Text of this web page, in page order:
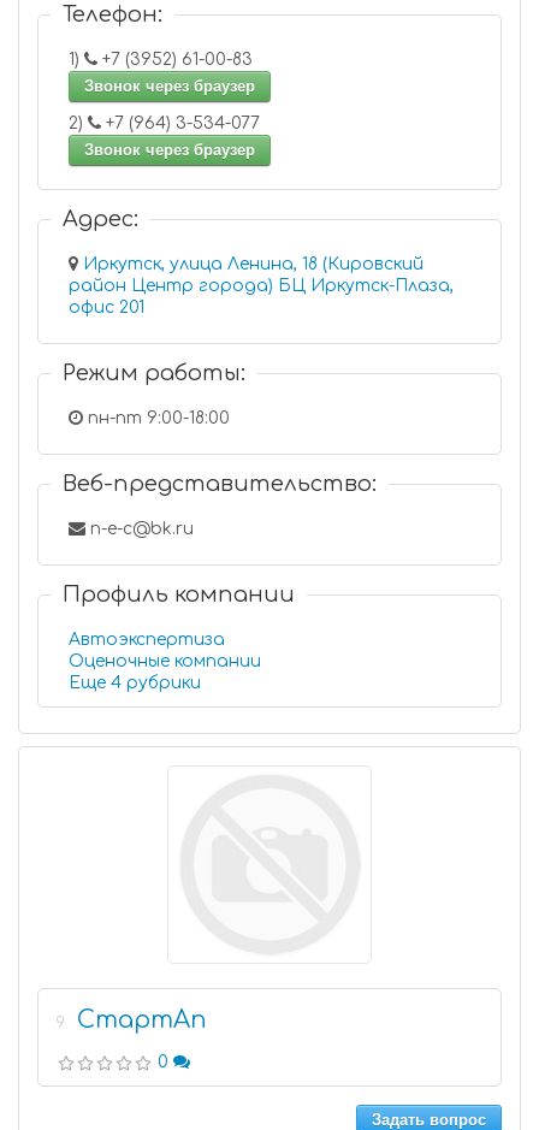
Телефон:
1)
+7 (3952) 61-00-83
Звонок через браузер
2)
+7 (964) 3-534-077
Звонок через браузер
Адрес:
Иркутск, улица Ленина, 18 (Кировский
район Центр города) БЦ Иркутск-Плаза,
офис 201
Режим работы:
пн-пт 9:00-18:00
Веб-представительство:
n-e-c@bk.ru
Профиль компании
Автоэкспертиза
Оценочные компании
Еще 4 рубрики
9 СтартАп
0
Задать вопрос